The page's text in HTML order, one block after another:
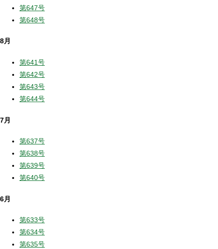
第647号
第648号
8月
第641号
第642号
第643号
第644号
7月
第637号
第638号
第639号
第640号
6月
第633号
第634号
第635号